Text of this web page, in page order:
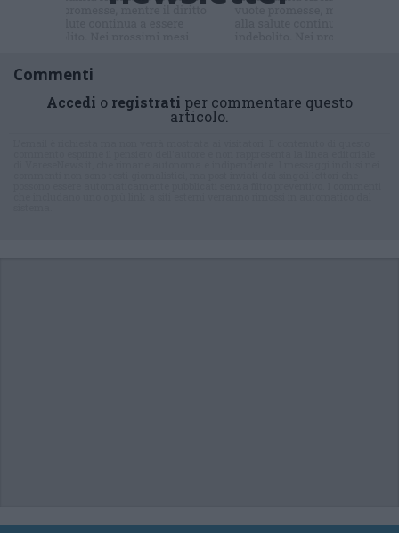
Commenti
Accedi o registrati per commentare questo
articolo.